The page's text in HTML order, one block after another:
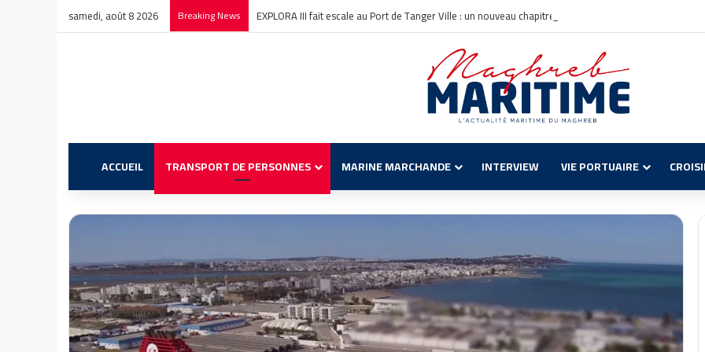
samedi, août 8 2026 Breaking News EXPLORA III fait escale au Port de Tanger Ville : un nouveau chapitre pour la croisière en Méditerranée
ACCUEIL TRANSPORT DE PERSONNES MARINE MARCHANDE INTERVIEW VIE PORTUAIRE